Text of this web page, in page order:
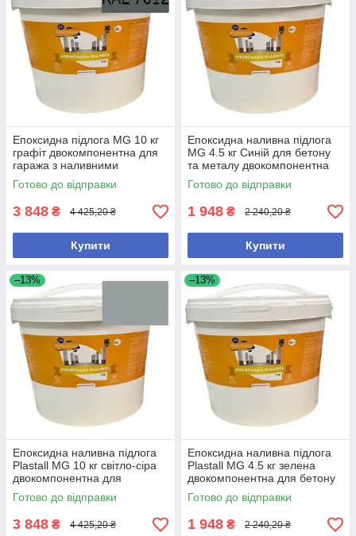
Епоксидна підлога MG 10 кг
графіт двокомпонентна для
гаража з наливними
властивостями
Готово до відправки
3 848 ₴ 4 425,20 ₴
Купити
Епоксидна наливна підлога
MG 4.5 кг Синій для бетону
та металу двокомпонентна
універсальна смола
Готово до відправки
1 948 ₴ 2 240,20 ₴
Купити
–13%
Епоксидна наливна підлога
Plastall MG 10 кг світло-сіра
двокомпонентна для
бетонних поверхонь
Готово до відправки
3 848 ₴ 4 425,20 ₴
–13%
Епоксидна наливна підлога
Plastall MG 4.5 кг зелена
двокомпонентна для бетону
та металу
Готово до відправки
1 948 ₴ 2 240,20 ₴